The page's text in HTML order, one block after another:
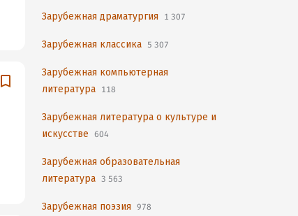
Зарубежная драматургия 1 307
Зарубежная классика 5 307
Зарубежная компьютерная
литература
118
Зарубежная литература о культуре и
искусстве
604
Зарубежная образовательная
литература 3 563
Зарубежная поэзия 978